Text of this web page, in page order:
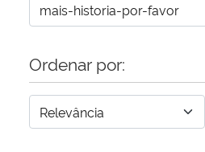
Secretaria de Governo
Advocacia-Geral da União
Ordenar por: